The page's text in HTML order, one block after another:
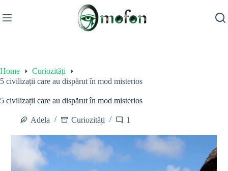
to
content
Home
Curiozități
5 civilizații care au dispărut în mod misterios
5 civilizații care au dispărut în mod misterios
Adela Curiozități 1